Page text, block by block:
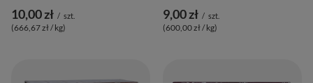
10,00 zł / szt.
(666,67 zł / kg)
9,00 zł / szt.
(600,00 zł / kg)